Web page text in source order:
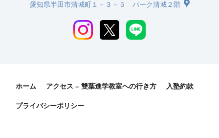
愛知県半田市清城町１－３－５ パーク清城２階
ホーム アクセス – 雙葉進学教室への行き方 入塾約款
プライバシーポリシー